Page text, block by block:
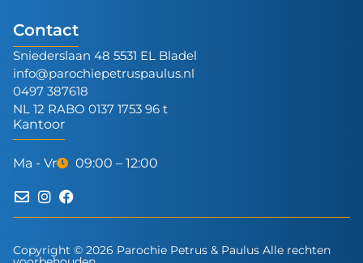
Contact
Sniederslaan 48 5531 EL Bladel
info@parochiepetruspaulus.nl
0497 387618
NL 12 RABO 0137 1753 96 t
Kantoor
Ma - Vr 09:00 – 12:00
Copyright © 2026 Parochie Petrus & Paulus Alle rechten